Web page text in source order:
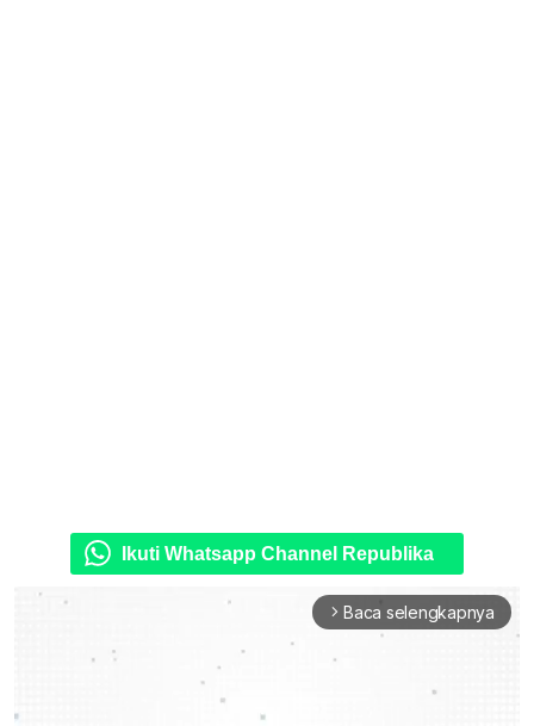
Ikuti Whatsapp Channel Republika
arrow_forward_ios Baca selengkapnya